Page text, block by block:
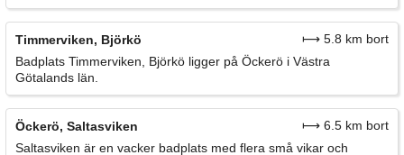
Timmerviken, Björkö
⟼ 5.8 km bort
Badplats Timmerviken, Björkö ligger på Öckerö i Västra
Götalands län.
Öckerö, Saltasviken
⟼ 6.5 km bort
Saltasviken är en vacker badplats med flera små vikar och